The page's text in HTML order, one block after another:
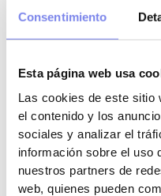
Consentimiento
Esta página web usa
Las cookies de este sitio
el contenido y los
sociales y analizar el
información sobre el uso
nuestros partners de
web, quienes pueden
En Andalucía puedes
000€ si la haces
Deducción hipoteca en
En Aragón, podemos